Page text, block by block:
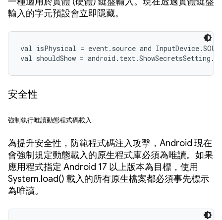
輸入的字元預設會立即隱藏。
val isPhysical = event.source and
val shouldShow =
安全性
強制執行唯讀動態程式碼載入
為提升安全性，防範程式碼注入攻擊，Android 現在
會強制規定動態載入的原生程式庫必須為唯讀。如果
應用程式指定 Android 17 以上版本為目標，使用
System.load() 載入的所有原生檔案都必須事先標示
為唯讀。